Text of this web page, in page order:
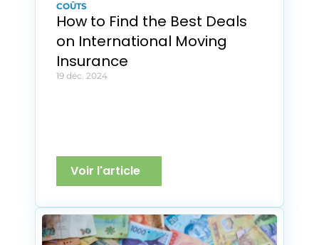
COÛTS
How to Find the Best Deals
on International Moving
Insurance
19 déc. 2024
Voir l'article